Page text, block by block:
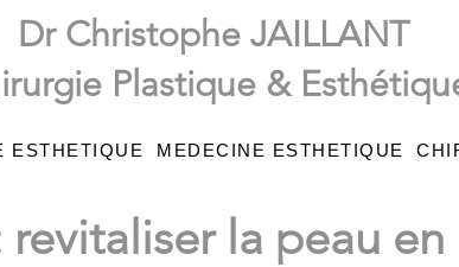
Dr Christophe JAILLANT
Plastique &
ESTHETIQUE MEDECINE ESTHETIQUE
la peau